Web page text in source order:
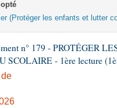
(Protéger les enfants et lutter
n° 179 - PROTÉGER
SCOLAIRE - 1ère lecture
de